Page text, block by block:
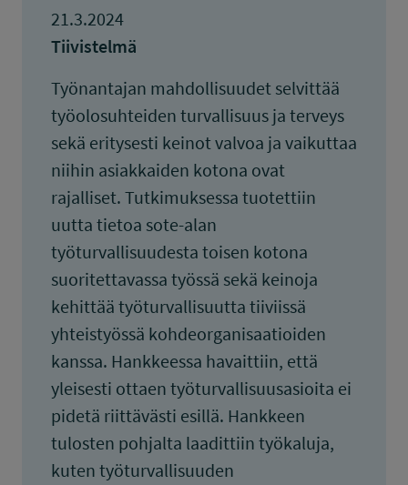
21.3.2024
Tiivistelmä
Työnantajan mahdollisuudet selvittää
työolosuhteiden turvallisuus ja terveys
sekä eritysesti keinot valvoa ja vaikuttaa
niihin asiakkaiden kotona ovat
rajalliset. Tutkimuksessa tuotettiin
uutta tietoa sote-alan
työturvallisuudesta toisen kotona
suoritettavassa työssä sekä keinoja
kehittää työturvallisuutta tiiviissä
yhteistyössä kohdeorganisaatioiden
kanssa. Hankkeessa havaittiin, että
yleisesti ottaen työturvallisuusasioita ei
pidetä riittävästi esillä. Hankkeen
tulosten pohjalta laadittiin työkaluja,
kuten työturvallisuuden